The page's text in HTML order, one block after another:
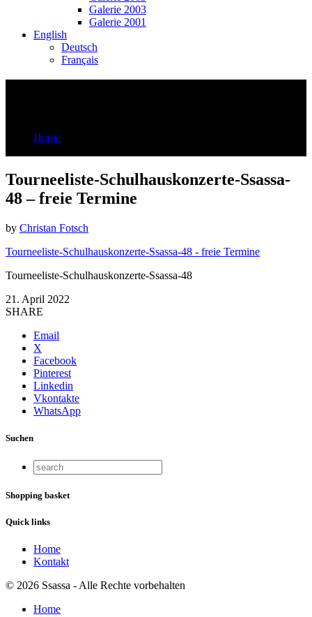
Galerie 2003
Galerie 2001
English
Deutsch
Français
Home
Tourneeliste-Schulhauskonzerte-Ssassa-
48 – freie Termine
by Christan Fotsch
Tourneeliste-Schulhauskonzerte-Ssassa-48 - freie Termine
Tourneeliste-Schulhauskonzerte-Ssassa-48
21. April 2022
SHARE
Email
X
Facebook
Pinterest
Linkedin
Vkontakte
WhatsApp
Suchen
Shopping basket
Quick links
Home
Kontakt
© 2026 Ssassa - Alle Rechte vorbehalten
Home